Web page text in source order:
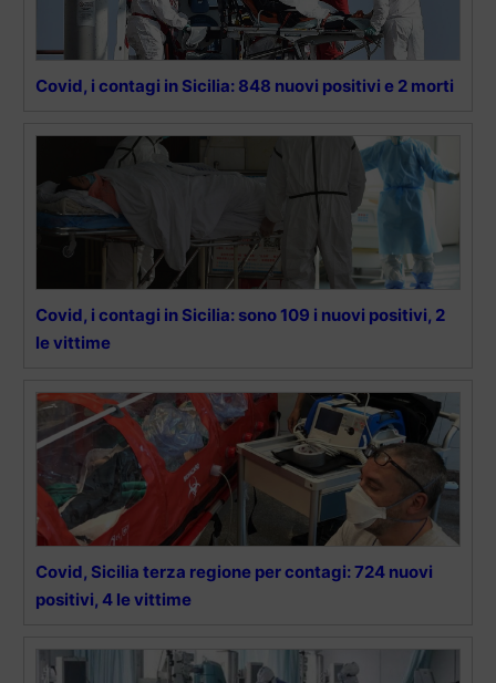
Covid, i contagi in Sicilia: 848 nuovi positivi e 2 morti
Covid, i contagi in Sicilia: sono 109 i nuovi positivi, 2
le vittime
Covid, Sicilia terza regione per contagi: 724 nuovi
positivi, 4 le vittime